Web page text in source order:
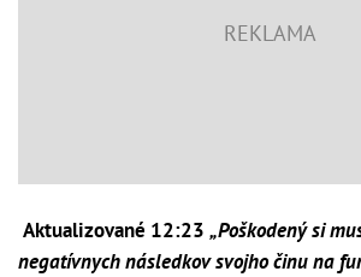
Aktualizované 12:23 „Poškodený si
negatívnych následkov svojho činu na